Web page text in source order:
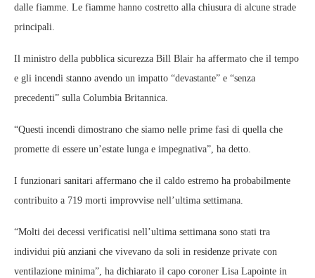
dalle fiamme. Le fiamme hanno costretto alla chiusura di alcune strade
principali.
Il ministro della pubblica sicurezza Bill Blair ha affermato che il tempo
e gli incendi stanno avendo un impatto “devastante” e “senza
precedenti” sulla Columbia Britannica.
“Questi incendi dimostrano che siamo nelle prime fasi di quella che
promette di essere un’estate lunga e impegnativa”, ha detto.
I funzionari sanitari affermano che il caldo estremo ha probabilmente
contribuito a 719 morti improvvise nell’ultima settimana.
“Molti dei decessi verificatisi nell’ultima settimana sono stati tra
individui più anziani che vivevano da soli in residenze private con
ventilazione minima”, ha dichiarato il capo coroner Lisa Lapointe in